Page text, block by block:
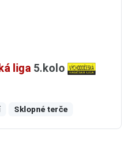
liga 5.kolo
Sklopné terče